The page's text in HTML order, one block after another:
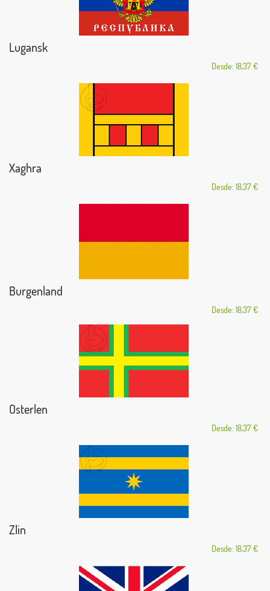
Lugansk
Desde: 18,37 €
Xaghra
Desde: 18,37 €
Burgenland
Desde: 18,37 €
Osterlen
Desde: 18,37 €
Zlin
Desde: 18,37 €